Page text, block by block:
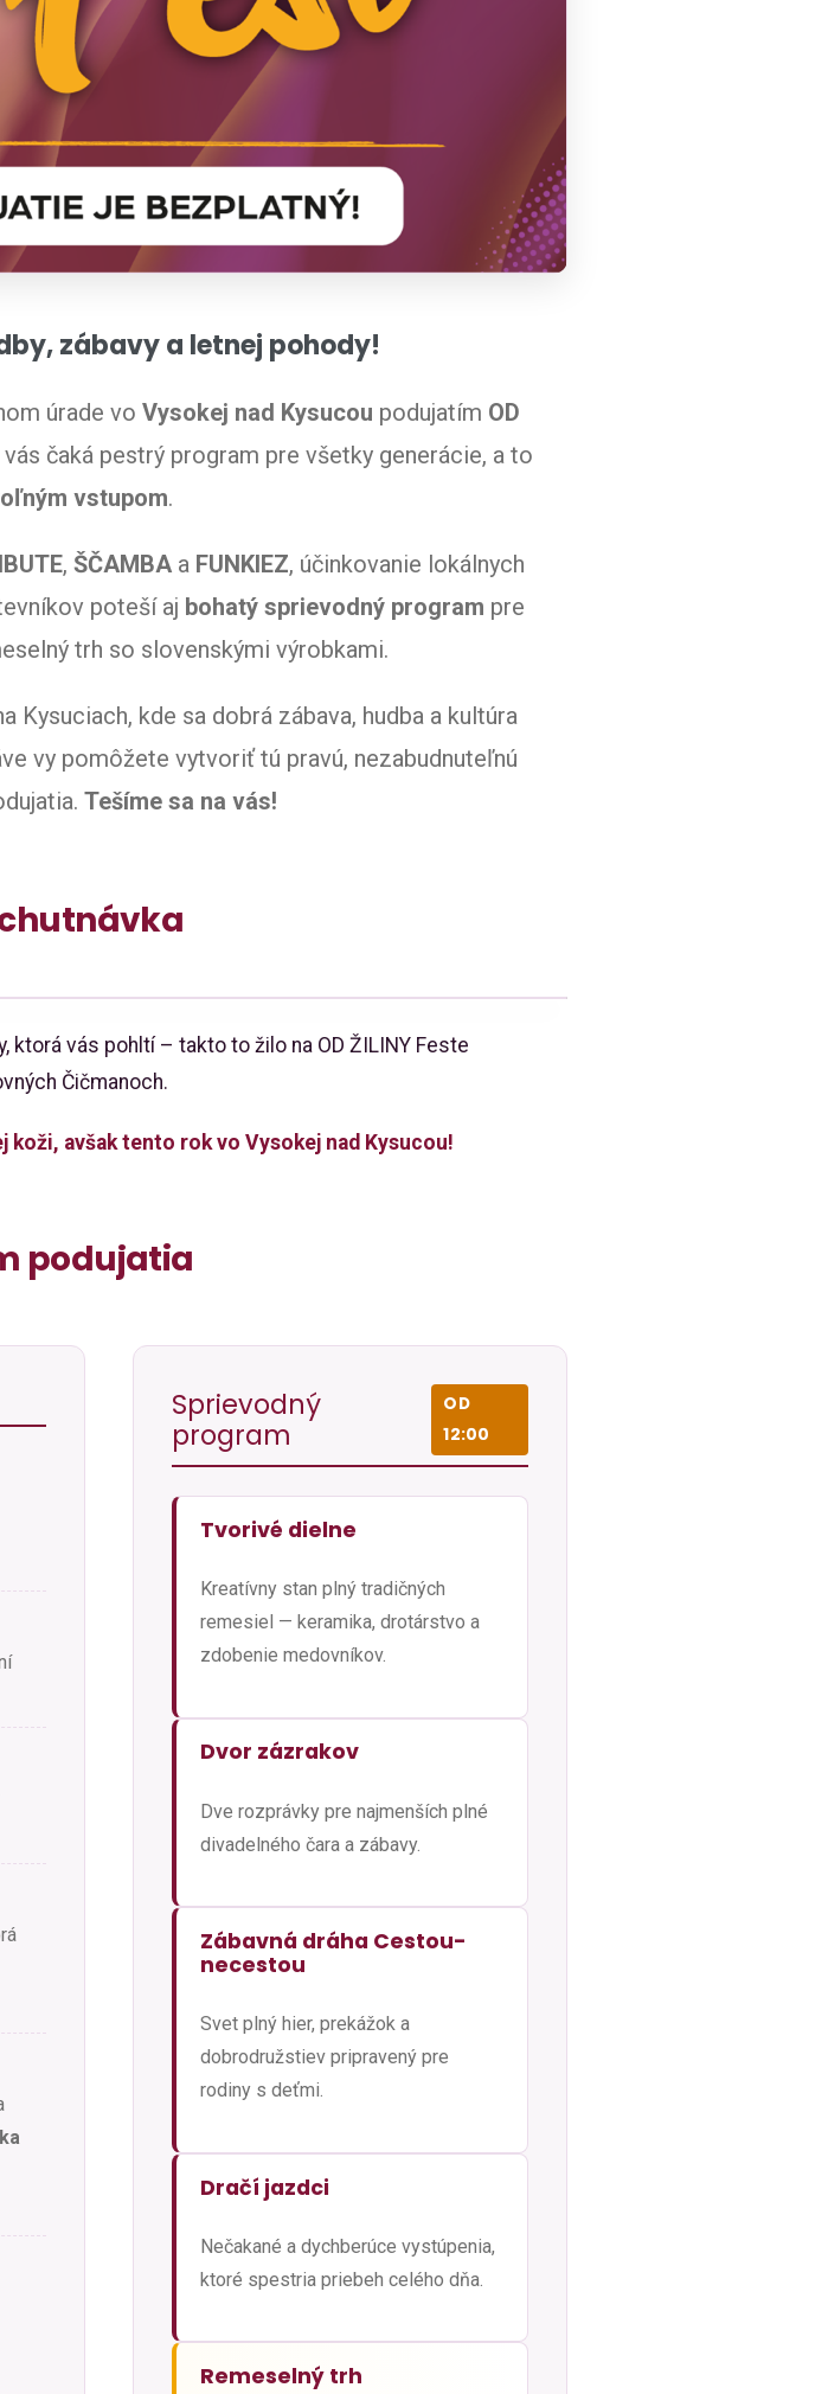
zábavy a letnej pohody!
úrade vo Vysokej nad Kysucou podujatím OD
čaká pestrý program pre všetky generácie, a to
vstupom.
, ŠČAMBAa FUNKIEZ, účinkovanie lokálnych
poteší aj bohatý sprievodný program pre
trh so slovenskými výrobkami.
kde sa dobrá zábava, hudba a kultúra
vy pomôžete vytvoriť tú pravú, nezabudnuteľnú
Tešíme sa na vás!
ktorá vás pohltí – takto to žilo na OD ŽILINY Feste
Čičmanoch.
avšak tento rok vo Vysokej nad Kysucou!
podujatia
Sprievodný
program
OD
12:00
Tvorivé dielne
Kreatívny stan plný tradičných
remesiel — keramika, drotárstvo a
zdobenie medovníkov.
Dvor zázrakov
Dve rozprávky pre najmenších plné
divadelného čara a zábavy.
Zábavná dráha Cestou-
necestou
Svet plný hier, prekážok a
dobrodružstiev pripravený pre
rodiny s deťmi.
Dračí jazdci
Nečakané a dychberúce vystúpenia,
ktoré spestria priebeh celého dňa.
Remeselný trh